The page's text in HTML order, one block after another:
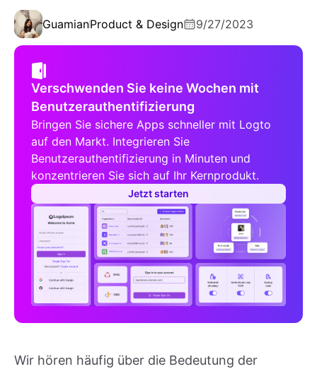
GuamianProduct & Design 9/27/2023
Verschwenden Sie keine Wochen mit
Benutzerauthentifizierung
Bringen Sie sichere Apps schneller mit Logto
auf den Markt. Integrieren Sie
Benutzerauthentifizierung in Minuten und
konzentrieren Sie sich auf Ihr Kernprodukt.
Jetzt starten
Wir hören häufig über die Bedeutung der